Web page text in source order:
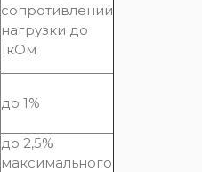
сопротивлении
нагрузки до
1кОм
до 1%
до 2,5%
максимального